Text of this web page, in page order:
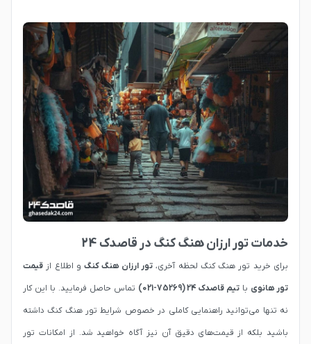
خدمات تور ارزان هنگ کنگ در قاصدک 24
برای خرید تور هنگ کنگ لحظه آخری، تور ارزان هنگ کنگو اطلاع از قیمت
تور هانوی با تیم قاصدک 24 (75269-021)
تماس حاصل فرمایید. با این کار
نه تنها می‌توانید راهنمایی کاملی در خصوص شرایط تور هنگ کنگ داشته
باشید بلکه از قیمت‌های دقیق آن نیز آگاه خواهید شد. از امکانات تور